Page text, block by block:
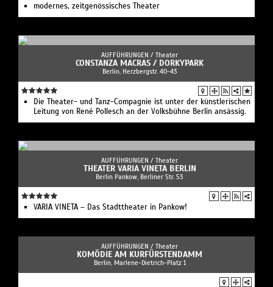
modernes, zeitgenössisches Theater
AUFFÜHRUNGEN / Theater
CONSTANZA MACRAS / DORKYPARK
Berlin, Herzbergstr. 40-43
Die Theater- und Tanz-Compagnie ist unter der künstlerischen
Leitung von René Pollesch an der Volksbühne Berlin ansässig.
AUFFÜHRUNGEN / Theater
THEATER VARIA VINETA BERLIN
Berlin Pankow, Berliner Str. 53
VARIA VINETA – Das Stadttheater in Pankow!
AUFFÜHRUNGEN / Theater
KOMÖDIE AM KURFÜRSTENDAMM
Berlin, Marlene-Dietrich-Platz 1